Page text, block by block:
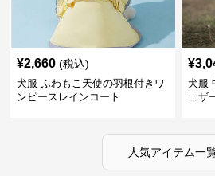
¥2,660 (税込)
犬服 ふわもこ天使の羽根付きワ
ンピースレインコート
¥
犬服
ェザ
人気アイテム一